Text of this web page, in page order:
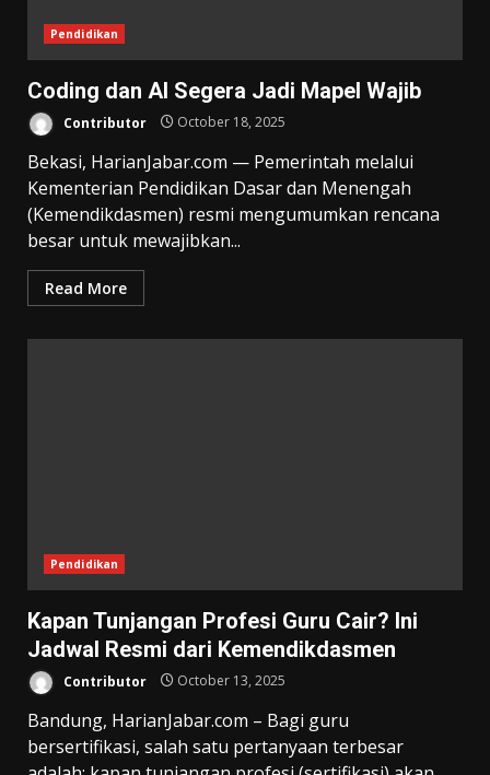
Pendidikan
Coding dan AI Segera Jadi Mapel Wajib
Contributor October 18, 2025
Bekasi, HarianJabar.com — Pemerintah melalui
Kementerian Pendidikan Dasar dan Menengah
(Kemendikdasmen) resmi mengumumkan rencana
besar untuk mewajibkan...
Read More
Pendidikan
Kapan Tunjangan Profesi Guru Cair? Ini
Jadwal Resmi dari Kemendikdasmen
Contributor October 13, 2025
Bandung, HarianJabar.com – Bagi guru
bersertifikasi, salah satu pertanyaan terbesar